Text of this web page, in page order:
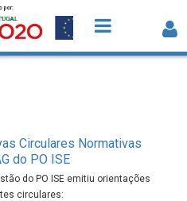
por:
Circulares Normativas
do PO ISE
do PO ISE emitiu orientações
circulares: